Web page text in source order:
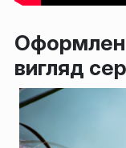
вигляд